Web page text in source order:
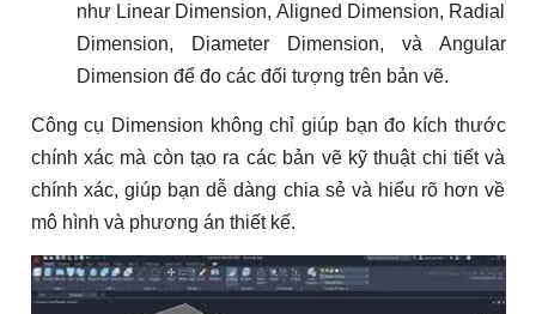
như Linear Dimension, Aligned Dimension, Radial
Dimension, Diameter Dimension, và Angular
Dimension để đo các đối tượng trên bản vẽ.
Công cụ Dimension không chỉ giúp bạn đo kích thước
chính xác mà còn tạo ra các bản vẽ kỹ thuật chi tiết và
chính xác, giúp bạn dễ dàng chia sẻ và hiểu rõ hơn về
mô hình và phương án thiết kế.